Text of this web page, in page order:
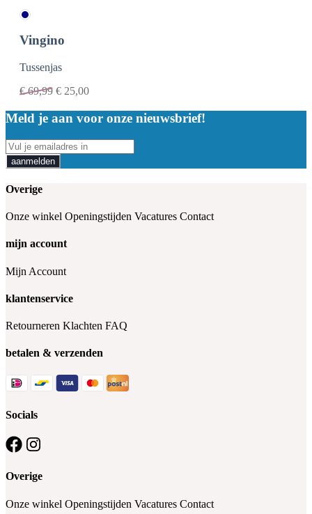
Vingino
Tussenjas
€69,99 € 25,00
Meld je aan voor onze nieuwsbrief!
aanmelden
Overige
Onze winkel Openingstijden Vacatures Contact
mijn account
Mijn Account
klantenservice
Retourneren Klachten FAQ
betalen & verzenden
Socials
Overige
Onze winkel Openingstijden Vacatures Contact